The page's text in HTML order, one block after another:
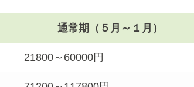
通常期（５月～１月）
21800～60000円